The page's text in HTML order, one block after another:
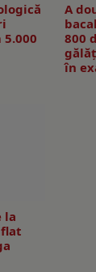
A
800
în
la